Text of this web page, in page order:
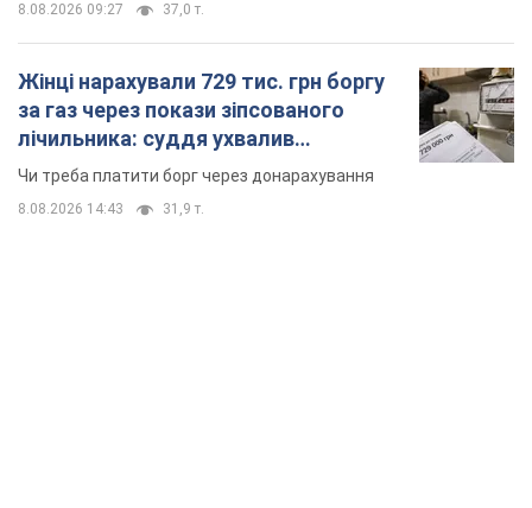
8.08.2026 09:27 37,0 т.
Жінці нарахували 729 тис. грн боргу
за газ через покази зіпсованого
лічильника: суддя ухвалив
неочікуване рішення
Чи треба платити борг через донарахування
8.08.2026 14:43 31,9 т.